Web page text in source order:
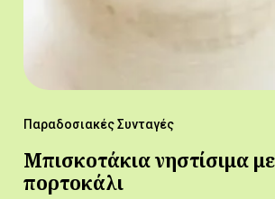
Παραδοσιακές Συνταγές
Μπισκοτάκια νηστίσιμα
πορτοκάλι